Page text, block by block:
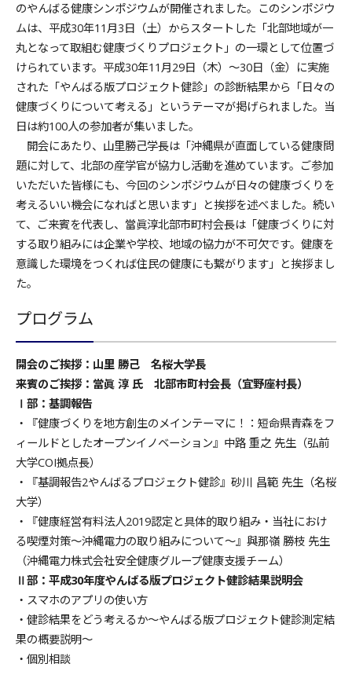
のやんばる健康シンポジウムが開催されました。このシンポジウ
ムは、平成30年11月3日（土）からスタートした「北部地域が一
丸となって取組む健康づくりプロジェクト」の一環として位置づ
けられています。平成30年11月29日（木）～30日（金）に実施
された「やんばる版プロジェクト健診」の診断結果から「日々の
健康づくりについて考える」というテーマが掲げられました。当
日は約100人の参加者が集いました。
開会にあたり、山里勝己学長は「沖縄県が直面している健康問
題に対して、北部の産学官が協力し活動を進めています。ご参加
いただいた皆様にも、今回のシンポジウムが日々の健康づくりを
考えるいい機会になればと思います」と挨拶を述べました。続い
て、ご来賓を代表し、當眞淳北部市町村会長は「健康づくりに対
する取り組みには企業や学校、地域の協力が不可欠です。健康を
意識した環境をつくれば住民の健康にも繋がります」と挨拶まし
た。
プログラム
開会のご挨拶：山里 勝己 名桜大学長
来賓のご挨拶：當眞 淳 氏 北部市町村会長（宜野座村長）
Ⅰ部：基調報告
・『健康づくりを地方創生のメインテーマに！：短命県青森をフ
ィールドとしたオープンイノベーション』中路 重之 先生（弘前
大学COI拠点長）
・『基調報告2やんばるプロジェクト健診』砂川 昌範 先生（名桜
大学）
・『健康経営有料法人2019認定と具体的取り組み・当社におけ
る喫煙対策～沖縄電力の取り組みについて～』與那嶺 勝枝 先生
（沖縄電力株式会社安全健康グループ健康支援チーム）
Ⅱ部：平成30年度やんばる版プロジェクト健診結果説明会
・スマホのアプリの使い方
・健診結果をどう考えるか～やんばる版プロジェクト健診測定結
果の概要説明～
・個別相談